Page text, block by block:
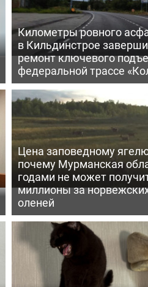
Километры ровного
в Кильдинстрое
ремонт ключевого
федеральной трассе
Цена заповедному
почему Мурманская
годами не может
миллионы за
оленей